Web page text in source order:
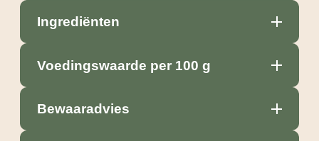
Ingrediënten
Voedingswaarde per 100 g
Bewaaradvies